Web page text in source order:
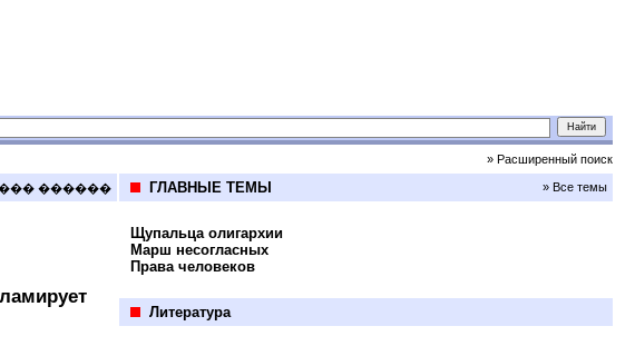
» Расширенный поиск
������ ГЛАВНЫЕ ТЕМЫ » Все темы
Щупальца олигархии
Марш несогласных
Права человеков
Литература